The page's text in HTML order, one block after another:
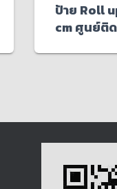
ป้าย Roll
cm ศูนย์ติ